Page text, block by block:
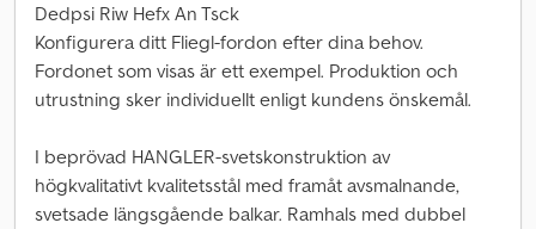
Dedpsi Riw Hefx An Tsck
Konfigurera ditt Fliegl-fordon efter dina behov.
Fordonet som visas är ett exempel. Produktion och
utrustning sker individuellt enligt kundens önskemål.
I beprövad HANGLER-svetskonstruktion av
högkvalitativt kvalitetsstål med framåt avsmalnande,
svetsade längsgående balkar. Ramhals med dubbel